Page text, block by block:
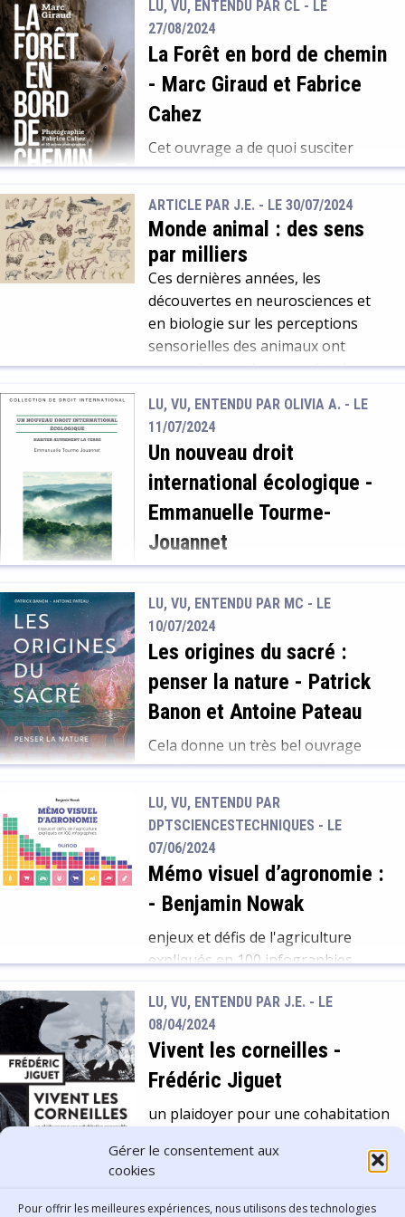
Gérer le consentement aux
cookies
Pour offrir les meilleures expériences, nous utilisons des technologies
de sujets, que ce soit sciences,
nature ou histoire. Celui de Juillet
traite d’un sujet très estival : les
poissons. Plus précisément : les
poissons abyssaux. Même si c’est à
explications données sont
suffisamment complètes pour
également […]
LU, VU, ENTENDU PAR CL - LE
27/08/2024
La Forêt en bord de chemin
- Marc Giraud et Fabrice
Cahez
Cet ouvrage a de quoi susciter
l’enthousiasme de tous les curieux
photographies à des textes courts
et très pertinents, il fourmille
d’informations qui vont vous
étonner ou vous amuser. Les
auteurs vous emmènent au cœur
de la forêt vivante. Particularités
des végétaux ou des animaux,
interactions entre espèces, tout
prend […]
ARTICLE PAR J.E. - LE 30/07/2024
Monde animal : des sens
par milliers
Ces dernières années, les
découvertes en neurosciences et
en biologie sur les perceptions
sensorielles des animaux ont
connu de grandes avancées. Les
l'écho de ces découvertes, en
publiant des ouvrages de
vulgarisation scientifique
particulièrement stimulants. En
voici une sélection.
LU, VU, ENTENDU PAR OLIVIA A. - LE
11/07/2024
Un nouveau droit
international écologique -
Emmanuelle Tourme-
Jouannet
Derrière l’aspect érudit de cet essai
de droit international se cache en
réalité un livre étonnamment
accessible et revitalisant sur le rôle
que peut et doit jouer le droit au
Spécialiste en droit international et
philosophie du droit, Emmanuelle
Tourme-Jouannet s’inspire de
l’Ethique de la considération et la
Phénoménologie […]
LU, VU, ENTENDU PAR MC - LE
10/07/2024
Les origines du sacré :
penser la nature - Patrick
Banon et Antoine Pateau
Cela donne un très bel ouvrage
illustré, qui explore les différents
le feu, le ciel, le vent, mais aussi les
pierres et les arbres…. « Nous
découvrons ainsi comment l’Homo
religiosus a pensé l’invisible et
donné un sens caché au réel ».
Magnifique lecture !
LU, VU, ENTENDU PAR
DPTSCIENCESTECHNIQUES - LE
07/06/2024
Mémo visuel d’agronomie :
- Benjamin Nowak
enjeux et défis de l'agriculture
expliqués en 100 infographies
Les défis de l’agriculture
aujourd’hui et demain : voilà un
sujet d’actualité ! Ce guide est un
appréhender le domaine. Les
graphiques, les cartes, les chiffres
aider les scolaires à préparer un
exposé ou un devoir.
LU, VU, ENTENDU PAR J.E. - LE
08/04/2024
Vivent les corneilles -
Frédéric Jiguet
un plaidoyer pour une cohabitation
En 2015 la ville de Paris demande à